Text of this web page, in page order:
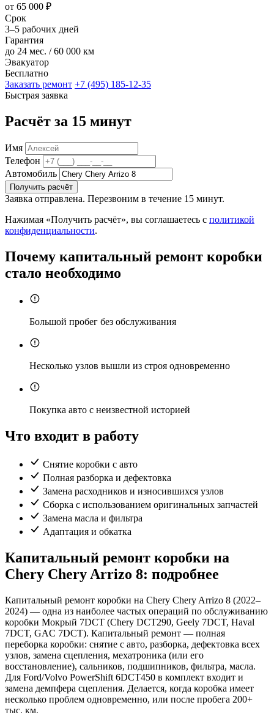
от 65 000 ₽
Срок
3–5 рабочих дней
Гарантия
до 24 мес. / 60 000 км
Эвакуатор
Бесплатно
Заказать ремонт +7 (495) 185-12-35
Быстрая заявка
Расчёт за 15 минут
Имя
Телефон
Автомобиль
Получить расчёт
Заявка отправлена. Перезвоним в течение 15 минут.
Нажимая «Получить расчёт», вы соглашаетесь с политикой
конфиденциальности.
Почему капитальный ремонт коробки
стало необходимо
Большой пробег без обслуживания
Несколько узлов вышли из строя одновременно
Покупка авто с неизвестной историей
Что входит в работу
Снятие коробки с авто
Полная разборка и дефектовка
Замена расходников и износившихся узлов
Сборка с использованием оригинальных запчастей
Замена масла и фильтра
Адаптация и обкатка
Капитальный ремонт коробки на
Chery Chery Arrizo 8: подробнее
Капитальный ремонт коробки на Chery Chery Arrizo 8 (2022–
2024) — одна из наиболее частых операций по обслуживанию
коробки Мокрый 7DCT (Chery DCT290, Geely 7DCT, Haval
7DCT, GAC 7DCT). Капитальный ремонт — полная
переборка коробки: снятие с авто, разборка, дефектовка всех
узлов, замена сцепления, мехатроника (или его
восстановление), сальников, подшипников, фильтра, масла.
Для Ford/Volvo PowerShift 6DCT450 в комплект входит и
замена демпфера сцепления. Делается, когда коробка имеет
несколько проблем одновременно, или после пробега 200+
тыс. км.